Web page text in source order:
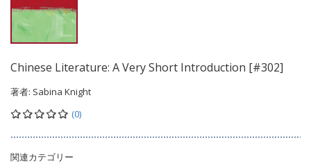
Chinese Literature: A Very Short Introduction [#302]
著者: Sabina Knight
(0)
関連カテゴリー